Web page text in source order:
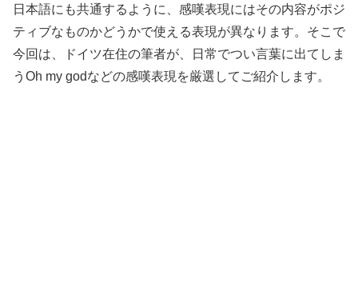
日本語にも共通するように、感嘆表現にはその内容がポジ
ティブなものかどうかで使える表現が異なります。そこで
今回は、ドイツ在住の筆者が、日常でつい言葉に出てしま
うOh my godなどの感嘆表現を厳選してご紹介します。